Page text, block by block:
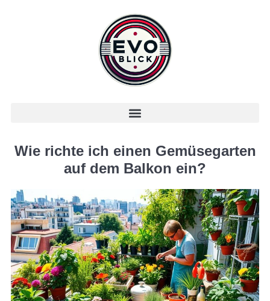
Wie richte ich einen Gemüsegarten
auf dem Balkon ein?